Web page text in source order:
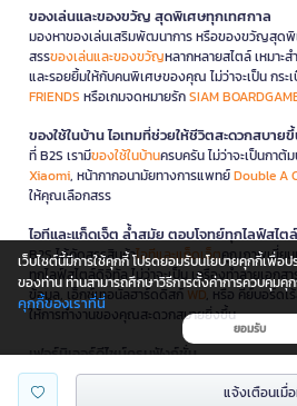
แจ้งเตือนเมื่
ของเล่นและของขวัญ สุดพิเศษทุกเทศกาล
มองหาของเล่นเสริมพัฒนาการ หรือของขวัญสุดพิ
สรรของเล่นและของขวัญหลากหลายสไตล์ เหมาะ
และรอยยิ้มให้กับคนพิเศษของคุณ ไม่ว่าจะเป็น กร
FRIENDS หรือเกมจดหมายรักSIAM
ของใช้ในบ้าน ไอเทมที่ช่วยให้ชีวิตสะดวกสบาย
ที่ B2S เรามีของใช้ในบ้านครบครัน ไม่ว่าจะเป็นกาต้
Xiaomi, หน้ากากอนามัยทางการแพทย์Double A
ให้คุณเลือกสรร
ไอทีและแก็ดเจ็ต ล้ำสมัย ตอบโจทย์ทุกไลฟ์สไตล์
B2S ได้คัดสรรสินค้าไอทีและแก็ดเจ็ตคุณภาพเยี่ยม
ทุกไลฟ์สไตล์ดิจิทัล ไม่ว่าจะเป็น เครื่องทำลายเอกส
ข้อมูล, เอ็กซ์เทอนัลฮาร์ดดิสก์ WD, หรือ คีย์บอร์ดไ
ให้การทำงานของคุณสะดวกสบายยิ่งขึ้น
เฟอร์นิเจอร์ดีไซน์ครบฟังก์ชั่น
นอกจากนี้ B2S ยังมีเฟอร์นิเจอร์ครบทุกฟังก์ชันให้
และที่ทำงาน ไม่ว่าจะเป็นโต๊ะทำงานพับได้ จากแบร
เว็บไซต์นี้มีการใช้คุกกี้ โปรดยอมรับนโยบายคุกกี้เพื่อ
ของท่าน ท่านสามารถศึกษาวิธีการตั้งค่าการควบคุม
คุกกี้ของเราที่นี่
ยอมรับ